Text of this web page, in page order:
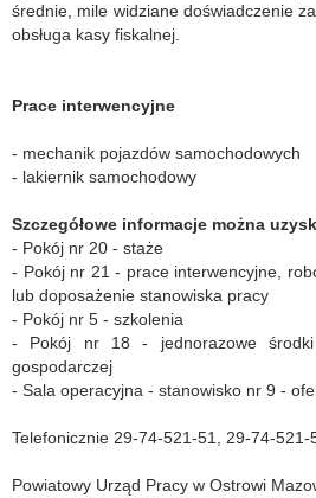
średnie, mile widziane doświadczenie
obsługa kasy fiskalnej.
Prace interwencyjne
- mechanik pojazdów samochodowych
- lakiernik samochodowy
Szczegółowe informacje można
- Pokój nr 20 - staże
- Pokój nr 21 - prace interwencyjne,
lub doposażenie stanowiska pracy
- Pokój nr 5 - szkolenia
- Pokój nr 18 - jednorazowe środki
gospodarczej
- Sala operacyjna - stanowisko nr 9 -
Telefonicznie 29-74-521-51, 29-74-
Powiatowy Urząd Pracy w Ostrowi